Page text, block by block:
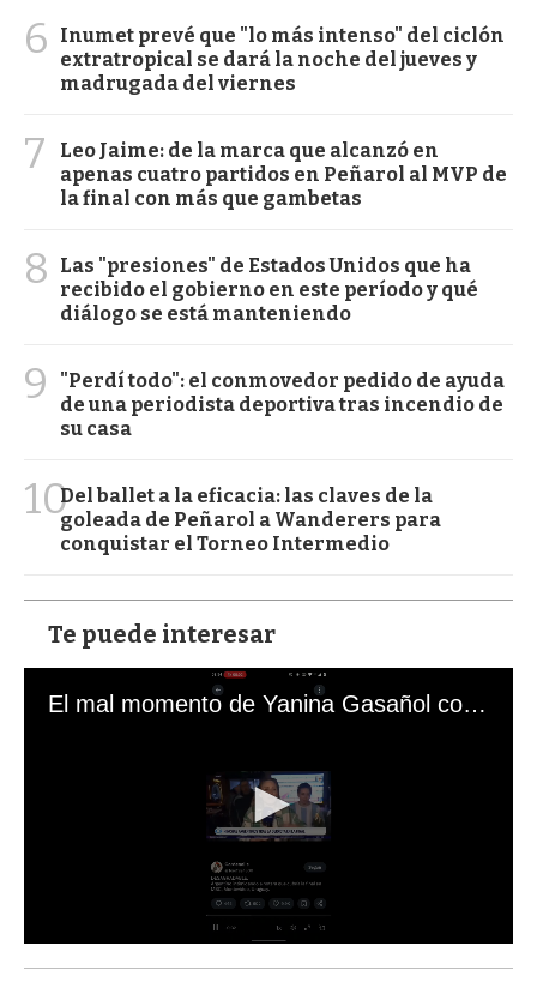
6
Inumet prevé que "lo más intenso" del ciclón
extratropical se dará la noche del jueves y
madrugada del viernes
7
Leo Jaime: de la marca que alcanzó en
apenas cuatro partidos en Peñarol al MVP de
la final con más que gambetas
8
Las "presiones" de Estados Unidos que ha
recibido el gobierno en este período y qué
diálogo se está manteniendo
9
"Perdí todo": el conmovedor pedido de ayuda
de una periodista deportiva tras incendio de
su casa
10Del ballet a la eficacia: las claves de la
goleada de Peñarol a Wanderers para
conquistar el Torneo Intermedio
Te puede interesar
El mal momento de Yanina Gasañol con un hincha argentino en "Subrayado"
s